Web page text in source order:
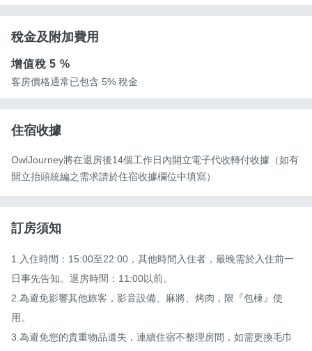
稅金及附加費用
增值稅5 %
客房價格通常已包含 5% 稅金
住宿收據
OwlJourney將在退房後14個工作日內開立電子代收轉付收據（如有
開立抬頭統編之需求請於住宿收據欄位中填寫）
訂房須知
1.入住時間：15:00至22:00，其他時間入住者，最晚需於入住前一
日事先告知。退房時間：11:00以前。
2.為避免影響其他旅客，影音設備、麻將、烤肉，限『包棟』使
用。
3.為避免您的貴重物品遺失，連續住宿不整理房間，如需更換毛巾